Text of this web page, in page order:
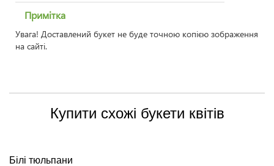
Примітка
Увага! Доставлений букет не буде точною копією зображення
на сайті.
Купити схожі букети квітів
Білі тюльпани